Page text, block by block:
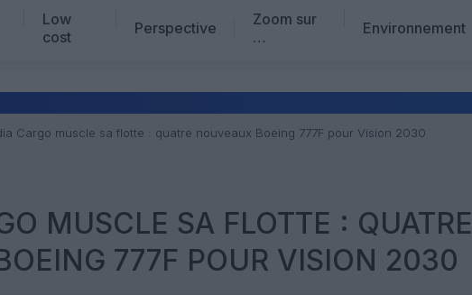
Low
cost
Perspective
Zoom sur
…
Avis d’expert
Environnement
Cargo muscle sa flotte : quatre nouveaux Boeing 777F pour Vision 2030
MUSCLE SA FLOTTE : QUATRE
777F POUR VISION 2030